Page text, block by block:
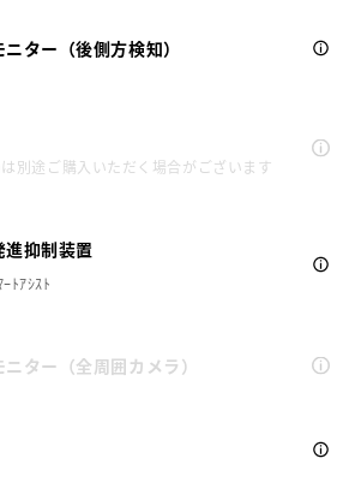
ター（後側方検知）
別途ご購入いただく場合がございます
抑制装置
ﾄｱｼｽﾄ
ター（全周囲カメラ）